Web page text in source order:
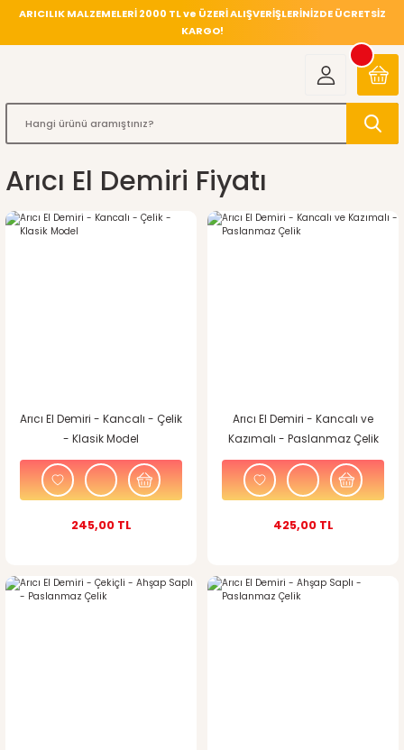
ARICILIK MALZEMELERİ 2000 TL ve ÜZERİ ALIŞVERİŞLERİNİZDE ÜCRETSİZ
KARGO!
Arıcı El Demiri Fiyatı
Arıcı El Demiri - Kancalı - Çelik
- Klasik Model
245,00 TL
Arıcı El Demiri - Kancalı ve
Kazımalı - Paslanmaz Çelik
425,00 TL